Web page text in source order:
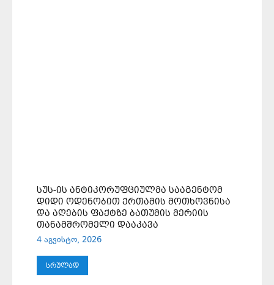
ᲡᲣᲡ-ᲘᲡ ᲐᲜᲢᲘᲙᲝᲠᲣᲤᲪᲘᲣᲚᲛᲐ ᲡᲐᲐᲒᲔᲜᲢᲝᲛ
ᲓᲘᲓᲘ ᲝᲓᲔᲜᲝᲑᲘᲗ ᲥᲠᲗᲐᲛᲘᲡ ᲛᲝᲗᲮᲝᲕᲜᲘᲡᲐ
ᲓᲐ ᲐᲦᲔᲑᲘᲡ ᲤᲐᲥᲢᲖᲔ ᲑᲐᲗᲣᲛᲘᲡ ᲛᲔᲠᲘᲘᲡ
ᲗᲐᲜᲐᲛᲨᲠᲝᲛᲔᲚᲘ ᲓᲐᲐᲙᲐᲕᲐ
4 აგვისტო, 2026
ᲡᲠᲣᲚᲐᲓ